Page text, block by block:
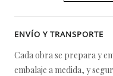
ENVÍO Y TRANSPORTE
Cada obra se prepara y
embalaje a medida, y